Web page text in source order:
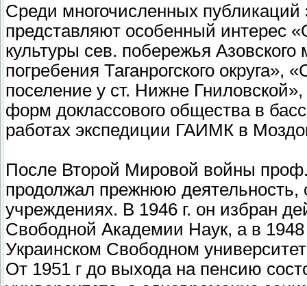
Среди многочисленных публикаций
представляют особенный интерес
культуры сев. побережья
погребения Таганрогского
поселение у ст. Нижне
форм доклассового общества в
работах экспедиции ГАИМК в
После Второй Мировой войны
продолжал прежнюю деятельность,
учреждениях. В 1946 г. он избран
Свободной Академии Наук, а в
Украинском Свободном
От 1951 г до выхода на пенсию